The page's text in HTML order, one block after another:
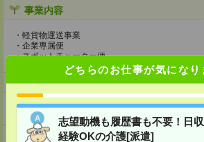
どちらのお仕事が気になり
志望動機も履歴書も不要！日
経験OKの介護[派遣]
事業内容
・軽貨物運送事業
・企業専属便
・スポットチャーター便
ホームページ
https://en-gage.net/jcs-logisco/
事業所